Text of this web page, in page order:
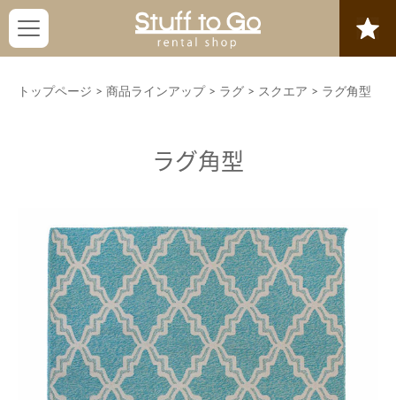
トップページ > 商品ラインアップ > ラグ > スクエア > ラグ角型
ラグ角型